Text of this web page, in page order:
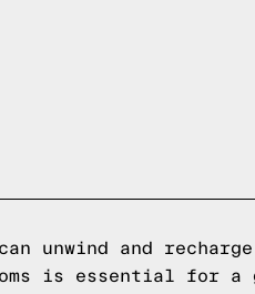
unwind and
is essential for a